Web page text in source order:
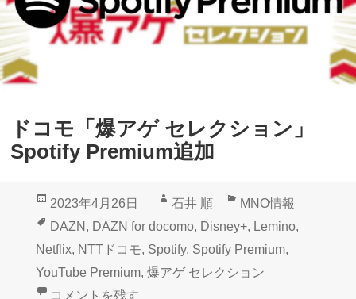
ドコモ「爆アゲ セレクション」
Spotify Premium追加
投
稿
日:
2023年4月26日
作
成
者
石井 順
カ
テ
ゴ
リ
MNO情報
タ
グ
DAZN , DAZN for docomo, Disney+, Lemino,
Netflix, NTTドコモ, Spotify, Spotify Premium,
YouTube Premium, 爆アゲ セレクション
ドコモ「爆アゲ セレクション」Spotify Premium追加
コメントを残す